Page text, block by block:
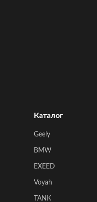
Каталог
Geely
BMW
EXEED
Voyah
TANK